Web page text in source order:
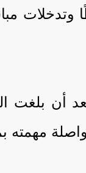
أن بلغت
مهمته